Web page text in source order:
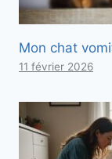
Mon chat
11 février 2026